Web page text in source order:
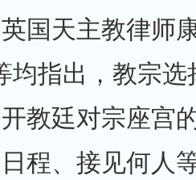
国天主教律师
均指出，教宗选
教廷对宗座宫
程、接见何人